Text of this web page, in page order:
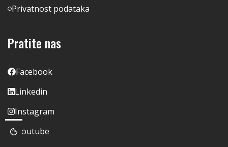
Privatnost podataka
Pratite nas
Facebook
Linkedin
Instagram
Youtube